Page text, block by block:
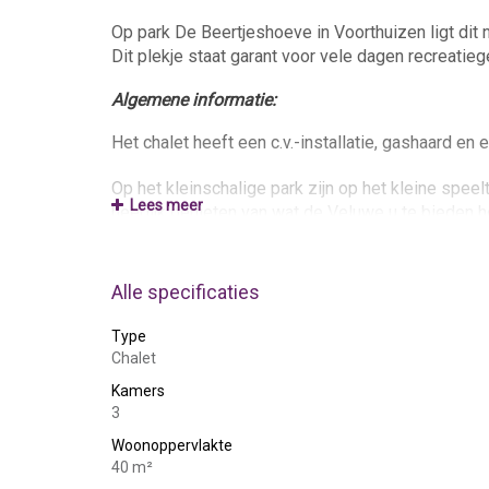
Op park De Beertjeshoeve in Voorthuizen ligt
Dit plekje staat garant voor vele dagen
Algemene informatie:
Het chalet heeft een c.v.-installatie, gashaard en
Op het kleinschalige park zijn op het kleine
heerlijk genieten van wat de Veluwe u te bieden
Het gezellige centrum van Voorthuizen met een
Dit chalet is netjes onderhouden en voorzien van
bij iets minder mooi weer onder kunt zitten. Het
gemeubileerd en gestoffeerd aangeboden. Bij
Parkeren kan voor de deur van het chalet. Er zijn
Huisdieren zijn welkom op De Beertjeshoeve.
Verhuur voor recreatief gebruik is toegestaan,
Lees meer
Alle specificaties
Type
Chalet
Kamers
3
Woonoppervlakte
40 m²